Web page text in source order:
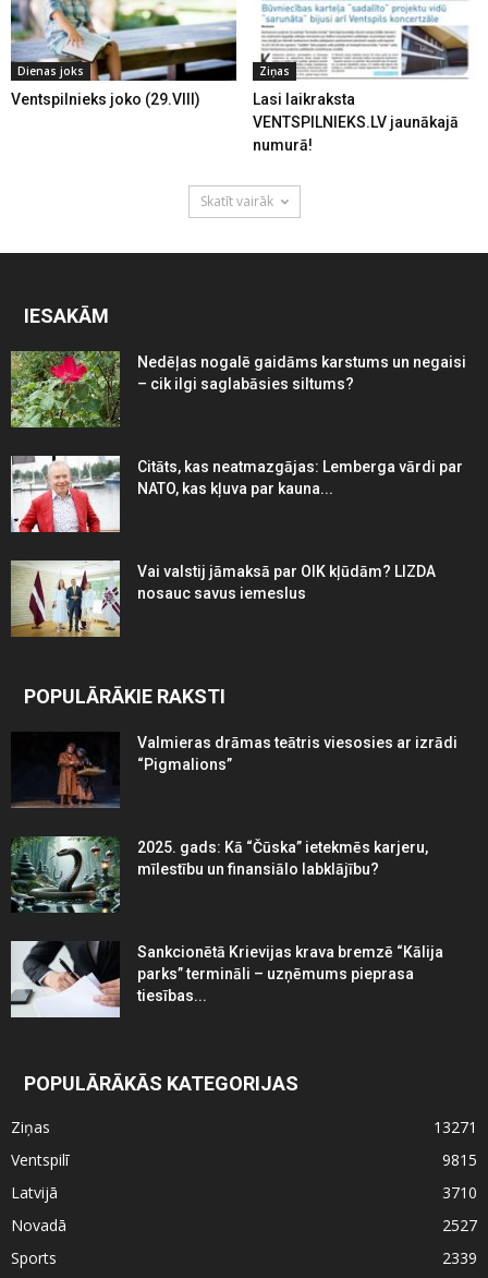
Dienas joks
Ventspilnieks joko (29.VIII)
Ziņas
Lasi laikraksta
VENTSPILNIEKS.LV jaunākajā
numurā!
Skatīt vairāk
IESAKĀM
Nedēļas nogalē gaidāms karstums un negaisi
– cik ilgi saglabāsies siltums?
Citāts, kas neatmazgājas: Lemberga vārdi par
NATO, kas kļuva par kauna...
Vai valstij jāmaksā par OIK kļūdām? LIZDA
nosauc savus iemeslus
POPULĀRĀKIE RAKSTI
Valmieras drāmas teātris viesosies ar izrādi
“Pigmalions”
2025. gads: Kā “Čūska” ietekmēs karjeru,
mīlestību un finansiālo labklājību?
Sankcionētā Krievijas krava bremzē “Kālija
parks” termināli – uzņēmums pieprasa
tiesības...
POPULĀRĀKĀS KATEGORIJAS
Ziņas
13271
Ventspilī
9815
Latvijā
3710
Novadā
2527
Sports
2339